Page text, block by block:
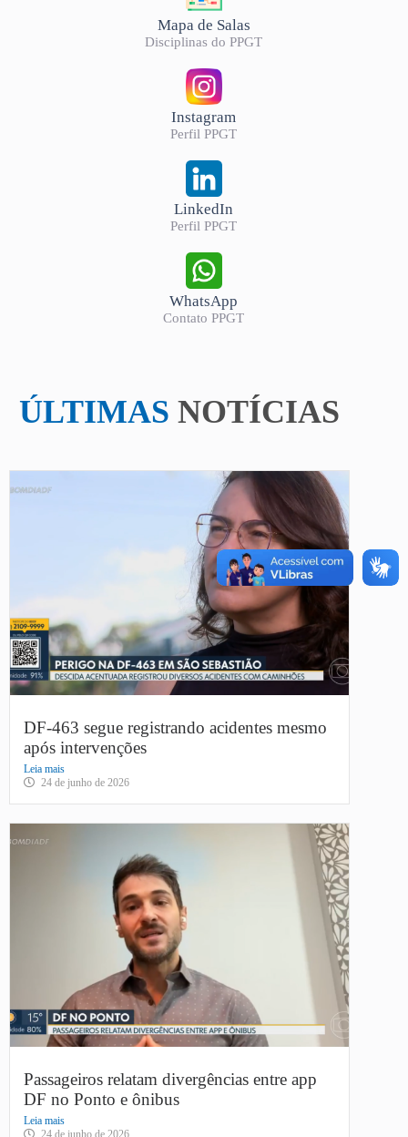
Mapa de Salas
Disciplinas do PPGT
Instagram
Perfil PPGT
LinkedIn
Perfil PPGT
WhatsApp
Contato PPGT
ÚLTIMAS NOTÍCIAS
DF-463 segue registrando acidentes mesmo
após intervenções
Leia mais
24 de junho de 2026
Passageiros relatam divergências entre app
DF no Ponto e ônibus
Leia mais